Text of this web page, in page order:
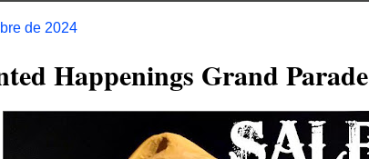
de 2024
Happenings Grand Parade